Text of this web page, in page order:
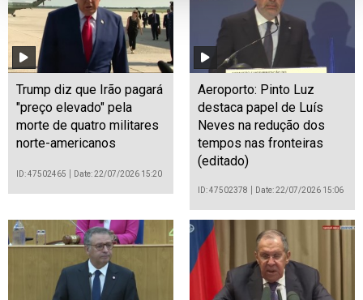
Trump diz que Irão pagará
"preço elevado" pela
morte de quatro militares
norte-americanos
ID: 47502465 Date: 22/07/2026 15:20
Aeroporto: Pinto Luz
destaca papel de Luís
Neves na redução dos
tempos nas fronteiras
(editado)
ID: 47502378 Date: 22/07/2026 15:06